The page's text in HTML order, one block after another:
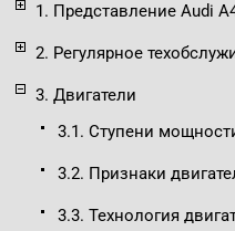
1. Представление Audi
2. Регулярное
3. Двигатели
3.1. Ступени
3.2. Признаки
3.3. Технология